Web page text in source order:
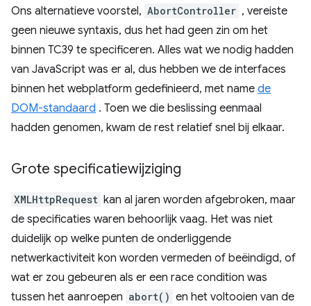
Ons alternatieve voorstel, AbortController , vereiste
geen nieuwe syntaxis, dus het had geen zin om het
binnen TC39 te specificeren. Alles wat we nodig hadden
van JavaScript was er al, dus hebben we de interfaces
binnen het webplatform gedefinieerd, met name de
DOM-standaard . Toen we die beslissing eenmaal
hadden genomen, kwam de rest relatief snel bij elkaar.
Grote specificatiewijziging
XMLHttpRequest kan al jaren worden afgebroken, maar
de specificaties waren behoorlijk vaag. Het was niet
duidelijk op welke punten de onderliggende
netwerkactiviteit kon worden vermeden of beëindigd, of
wat er zou gebeuren als er een race condition was
tussen het aanroepen abort() en het voltooien van de